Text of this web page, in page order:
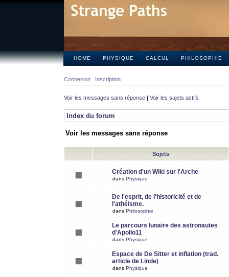
HOME PHYSIQUE CALCUL PHILOSOPHIE
Connexion Inscription
Voir les messages sans réponse | Voir les sujets actifs
Index du forum
Voir les messages sans réponse
Sujets
Création d'un Wiki sur l'Arche
dans Physique
De l'esprit, de l'historicité et de
l'athéisme.
dans Philosophie
Le parcours lunaire des astronautes
d'Apollo11
dans Physique
Espace de De Sitter et inflation (trad.
article de Linde)
dans Physique